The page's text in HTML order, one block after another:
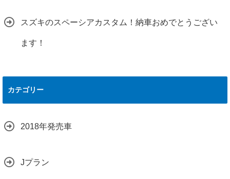
スズキのスペーシアカスタム！納車おめでとうござい
ます！
カテゴリー
2018年発売車
Jプラン